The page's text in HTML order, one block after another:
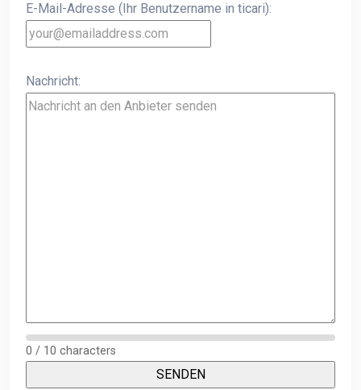
E-Mail-Adresse (Ihr Benutzername in ticari):
Nachricht:
0 / 10 characters